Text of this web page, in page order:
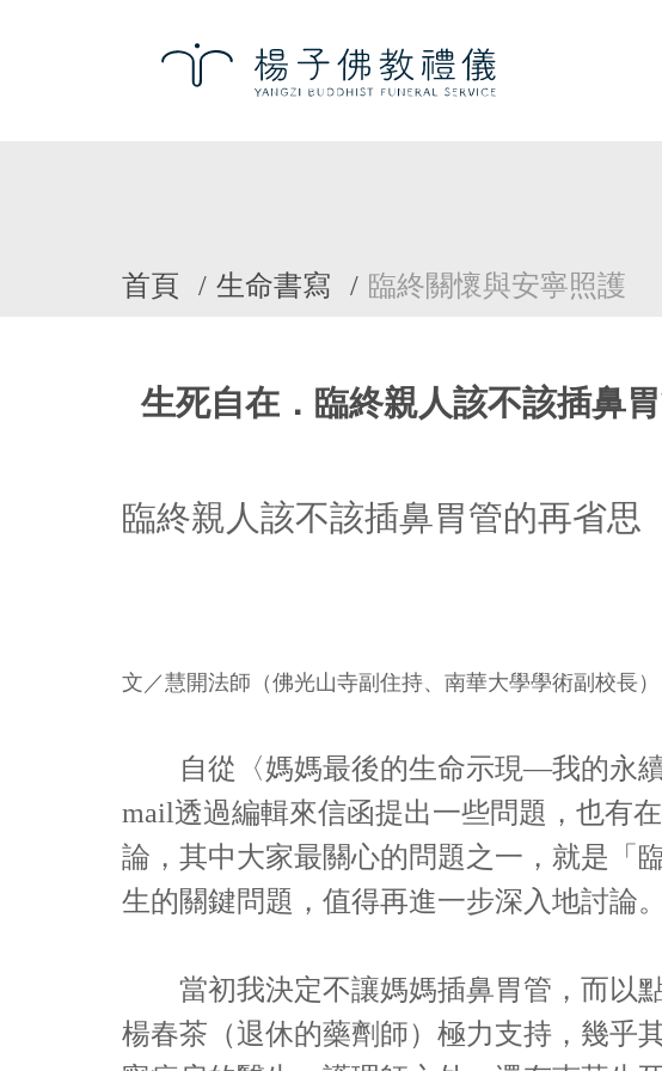
首頁 生命書寫 臨終關懷與安寧照護
生死自在．臨終親人該不該插鼻
臨終親人該不該插鼻胃管的再省思
文／慧開法師（佛光山寺副住持、南華大學學術副校長）
自從〈媽媽最後的生命示現—我的永續
mail透過編輯來信函提出一些問題，也有
論，其中大家最關心的問題之一，就是「
生的關鍵問題，值得再進一步深入地討論。
當初我決定不讓媽媽插鼻胃管，而以點
楊春茶（退休的藥劑師）極力支持，幾乎